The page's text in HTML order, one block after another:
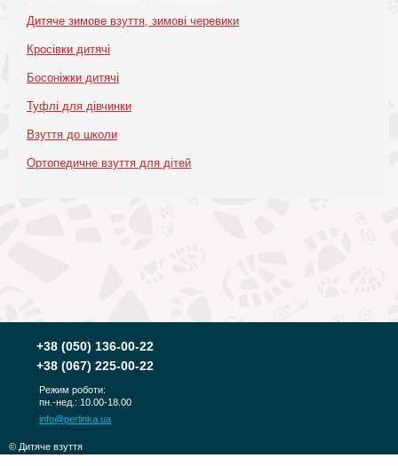
Дитяче зимове взуття, зимові черевики
Кросівки дитячі
Босоніжки дитячі
Туфлі для дівчинки
Взуття до школи
Ортопедичне взуття для дітей
+38 (050) 136-00-22
+38 (067) 225-00-22
Режим роботи:
пн.-нед.: 10.00-18.00
info@perlinka.ua
© Дитяче взуття